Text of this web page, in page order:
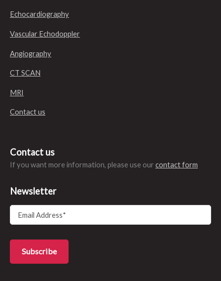
Echocardiography
Vascular Echodoppler
Angiography
CT SCAN
MRI
Contact us
Contact us
If you want more information, please use our contact form
Newsletter